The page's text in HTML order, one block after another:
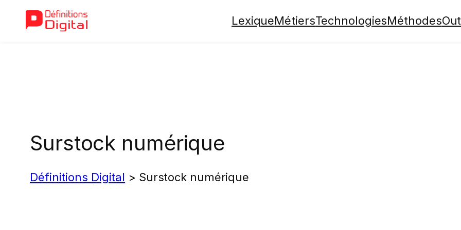
LexiqueMétiersTechnologiesMéthodes
Surstock numérique
Définitions Digital > Surstock numérique